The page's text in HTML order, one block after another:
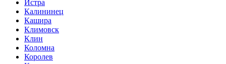
Истра
Калининец
Кашира
Климовск
Клин
Коломна
Королев